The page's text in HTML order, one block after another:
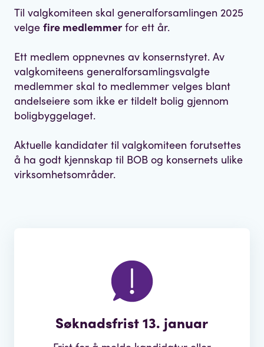
Til valgkomiteen skal generalforsamlingen 2025
velge fire medlemmerfor ett år.
Ett medlem oppnevnes av konsernstyret. Av
valgkomiteens generalforsamlingsvalgte
medlemmer skal to medlemmer velges blant
andelseiere som ikke er tildelt bolig gjennom
boligbyggelaget.
Aktuelle kandidater til valgkomiteen forutsettes
å ha godt kjennskap til BOB og konsernets ulike
virksomhetsområder.
Søknadsfrist 13. januar